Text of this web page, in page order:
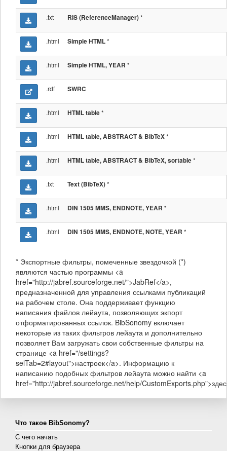
.txt RIS (ReferenceManager)*
.html Simple HTML*
.html Simple HTML, YEAR *
.rdf SWRC
.html HTML table*
.html HTML table, ABSTRACT & BibTeX*
.html HTML table, ABSTRACT & BibTeX, sortable*
.txt Text (BibTeX)*
.html DIN 1505 MMS, ENDNOTE, YEAR *
.html DIN 1505 MMS, ENDNOTE, NOTE, YEAR *
* Экспортные фильтры, помеченные звездочкой (*)
являются частью программы <a
href="http://jabref.sourceforge.net/">JabRef</a>,
предназначенной для управления ссылками публикаций
на рабочем столе. Она поддерживает функцию
написания файлов лейаута, позволяющих экпорт
отформатированных ссылок. BibSonomy включает
некоторые из таких фильтров лейаута и дополнительно
позволяет Вам загружать свои собственные фильтры на
странице <a href="/settings?
selTab=2#layout">настроек</a>. Информацию к
написанию подобных фильтров лейаута можно найти <a
href="http://jabref.sourceforge.net/help/
Что такое BibSonomy?
С чего начать
Кнопки для браузера